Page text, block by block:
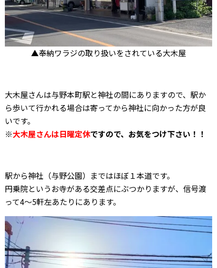
▲奉納ワラジの取り扱いをされている大木屋
大木屋さんは与野本町駅と神社の間にありますので、駅か
ら歩いて行かれる場合は寄ってから神社に向かった方が良
いです。
※大木屋さんは日曜定休ですので、お気をつけ下さい！！
駅から神社（与野公園）まではほぼ１本道です。
円乗院というお寺がある交差点にぶつかりますが、信号渡
って4～5軒左あたりにあります。